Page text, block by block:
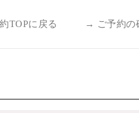
TOPに戻る → ご予約の